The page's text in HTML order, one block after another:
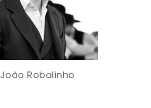
João Robalinho